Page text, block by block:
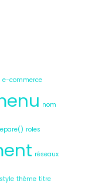
e-commerce
nom
roles
réseaux
style thème titre